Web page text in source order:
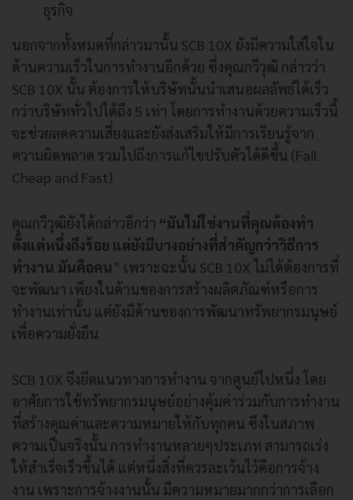
ธุรกิจ
นอกจากทั้งหมดที่กล่าวมานั้น SCB 10X ยังมีความใส่ใจใน
ด้านความเร็วในการทำงานอีกด้วย ซึ่งคุณกวีวุฒิ กล่าวว่า
SCB 10X นั้น ต้องการให้บริษัทนั้นนำเสนอผลลัพธ์ได้เร็ว
กว่าบริษัททั่วไปได้ถึง 5 เท่า โดยการทำงานด้วยความเร็วนี้
จะช่วยลดความเสี่ยงและยังส่งเสริมให้มีการเรียนรู้จาก
ความผิดพลาด รวมไปถึงการแก้ไขปรับตัวได้ดีขึ้น (Fail
Cheap and Fast)
คุณกวีวุฒิยังได้กล่าวอีกว่า “มันไม่ใช่งานที่คุณต้องทำ
ตั้งแต่หนึ่งถึงร้อย แต่ยังมีบางอย่างที่สำคัญกว่าวิธีการ
ทำงาน มันคือคน” เพราะฉะนั้น SCB 10X ไม่ได้ต้องการที่
จะพัฒนา เพียงในด้านของการสร้างผลิตภัณฑ์หรือการ
ทำงานเท่านั้น แต่ยังมีด้านของการพัฒนาทรัพยากรมนุษย์
เพื่อความยั่งยืน
SCB 10X จึงยึดแนวทางการทำงาน จากศูนย์ไปหนึ่ง โดย
อาศัยการใช้ทรัพยากรมนุษย์อย่างคุ้มค่าร่วมกับการทำงาน
ที่สร้างคุณค่าและความหมายให้กับทุกคน ซึงในสภาพ
ความเป็นจริงนั้น การทำงานหลายๆประเภท สามารถเร่ง
ให้สำเร็จเร็วขึ้นได้ แต่หนึ่งสิ่งที่ควรละเว้นไว้คือการจ้าง
งาน เพราะการจ้างงานนั้น มีความหมายมากกว่าการเลือก